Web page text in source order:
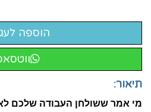
תיאור:
מי אמר ששולחן העבודה שלכם